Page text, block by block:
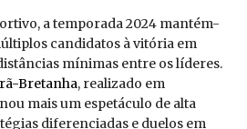
a temporada 2024 mantém-
candidatos à vitória em
mínimas entre os líderes.
Bretanha, realizado em
mais um espetáculo de alta
diferenciadas e duelos em